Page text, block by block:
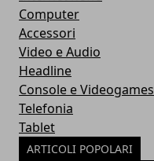
Computer
Accessori
Video e Audio
Headline
Console e Videogames
Telefonia
Tablet
ARTICOLI POPOLARI